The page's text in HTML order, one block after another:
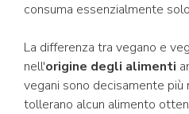
consuma essenzialmente
La differenza tra vegano e
nell'origine degli alimenti
vegani sono decisamente
tollerano alcun alimento